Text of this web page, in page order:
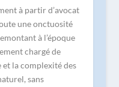
à partir d’avocat
une onctuosité
à l’époque
chargé de
la complexité des
sans